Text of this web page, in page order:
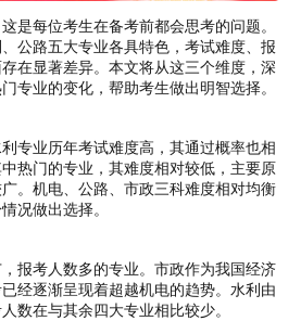
是每位考生在备考前都会思考的问题。
公路五大专业各具特色，考试难度、报
在显著差异。本文将从这三个维度，深
专业的变化，帮助考生做出明智选择。
专业历年考试难度高，其通过概率也相
热门的专业，其难度相对较低，主要原
。机电、公路、市政三科难度相对均衡
况做出选择。
报考人数多的专业。市政作为我国经济
经逐渐呈现着超越机电的趋势。水利由
数在与其余四大专业相比较少。